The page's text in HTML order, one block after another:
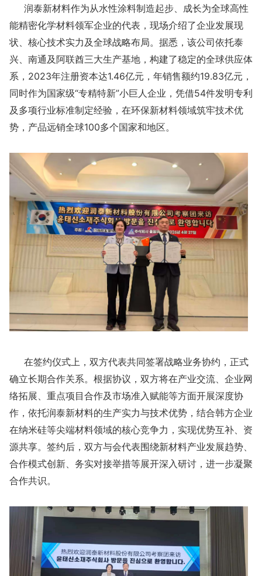
润泰新材料作为从水性涂料制造起步、成长为全球高性
能精密化学材料领军企业的代表，现场介绍了企业发展现
状、核心技术实力及全球战略布局。据悉，该公司依托泰
兴、南通及阿联酋三大生产基地，构建了稳定的全球供应体
系，2023年注册资本达1.46亿元，年销售额约19.83亿元，
同时作为国家级“专精特新”小巨人企业，凭借54件发明专利
及多项行业标准制定经验，在环保新材料领域筑牢技术优
势，产品远销全球100多个国家和地区。
在签约仪式上，双方代表共同签署战略业务协约，正式
确立长期合作关系。根据协议，双方将在产业交流、企业网
络拓展、重点项目合作及市场准入赋能等方面开展深度协
作，依托润泰新材料的生产实力与技术优势，结合韩方企业
在纳米硅等尖端材料领域的核心竞争力，实现优势互补、资
源共享。签约后，双方与会代表围绕新材料产业发展趋势、
合作模式创新、务实对接举措等展开深入研讨，进一步凝聚
合作共识。